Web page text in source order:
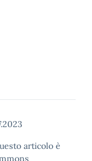
articolo è